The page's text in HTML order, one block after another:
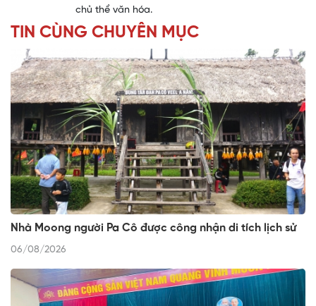
chủ thể văn hóa.
TIN CÙNG CHUYÊN MỤC
Nhà Moong người Pa Cô được công nhận di tích lịch sử
06/08/2026